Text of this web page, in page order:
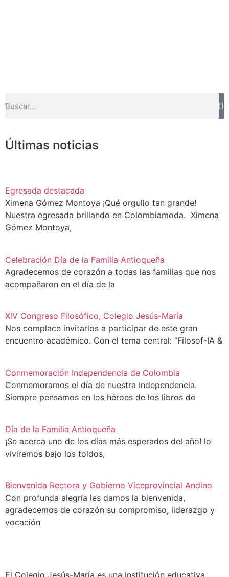
Últimas noticias
Egresada destacada
Ximena Gómez Montoya ¡Qué orgullo tan grande!
Nuestra egresada brillando en Colombiamoda. Ximena
Gómez Montoya,
Celebración Día de la Familia Antioqueña
Agradecemos de corazón a todas las familias que nos
acompañaron en el día de la
XlV Congreso Filosófico, Colegio Jesús-María
Nos complace invitarlos a participar de este gran
encuentro académico. Con el tema central: “Filosof-IA &
Conmemoración Independencia de Colombia
Conmemoramos el día de nuestra Independencia.
Siempre pensamos en los héroes de los libros de
Día de la Familia Antioqueña
¡Se acerca uno de los días más esperados del año! lo
viviremos bajo los toldos,
Bienvenida Rectora y Gobierno Viceprovincial Andino
Con profunda alegría les damos la bienvenida,
agradecemos de corazón su compromiso, liderazgo y
vocación
El Colegio Jesús-María es una institución educativa